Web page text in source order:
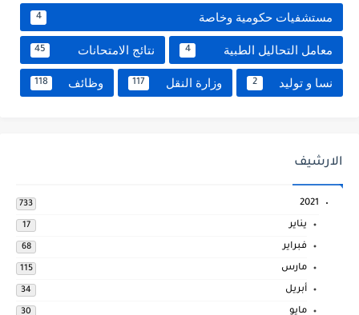
مستشفيات حكومية وخاصة 4
معامل التحاليل الطبية 4 نتائج الامتحانات 45
نسا و توليد 2 وزارة النقل 117 وظائف 118
الارشيف
2021
733
يناير 17
فبراير 68
مارس 115
أبريل 34
مايو 30